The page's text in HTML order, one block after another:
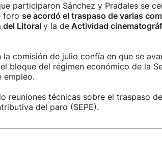
participaron Sánchez y Pradales se
foro se acordó el traspaso de varias
del Litoral y la deActividad
comisión de julio confía en que se
bloque del régimen económico de la
empleo.
reuniones técnicas sobre el traspaso
del paro (SEPE).